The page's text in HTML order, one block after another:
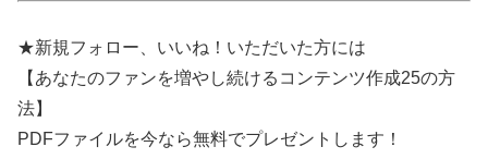
★新規フォロー、いいね！いただいた方には
【あなたのファンを増やし続けるコンテンツ作成25の方
法】
PDFファイルを今なら無料でプレゼントします！